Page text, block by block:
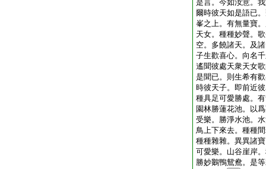
是言。今如汝意。
爾時彼天如是語已
峯之上。有無量寶
天女。種種妙聲。
空。多饒諸天。及
子生歡喜心。向名
遙聞彼處天衆天女
是聞已。則生希有
時彼天子。即前近
種具足可愛勝處。
園林勝蓮花池。以
受樂。勝淨水池。
鳥上下來去。種種
種種雜雜。異異諸
可愛樂。山谷崖岸
勝妙鵝鴨鴛鴦。是